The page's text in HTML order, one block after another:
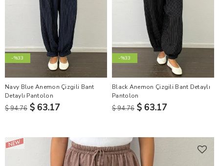
-%33
Navy Blue Anemon Çizgili Bant
Detaylı Pantolon
$ 94.76 $ 63.17
-%33
Black Anemon Çizgili Bant Detaylı
Pantolon
$ 94.76 $ 63.17